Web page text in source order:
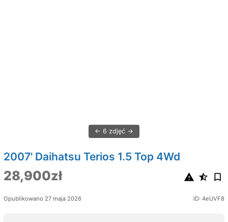
6 zdjęć
2007' Daihatsu Terios 1.5 Top 4Wd
28,900zł
Opublikowano 27 maja 2026 ID: 4eUVF8